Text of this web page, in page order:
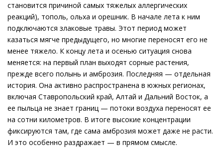
становится причиной самых тяжелых аллергических
реакций), тополь, ольха и орешник. В начале лета к ним
подключаются злаковые травы. Этот период может
казаться мягче предыдущего, но многие переносят его не
менее тяжело. К концу лета и осенью ситуация снова
меняется: на первый план выходят сорные растения,
прежде всего полынь и амброзия. Последняя — отдельная
история. Она активно распространена в южных регионах,
включая Ставропольский край, Алтай и Дальний Восток, а
ее пыльца не знает границ — потоки воздуха переносят ее
на сотни километров. В итоге высокие концентрации
фиксируются там, где сама амброзия может даже не расти.
И это особенно раздражает — в прямом смысле.